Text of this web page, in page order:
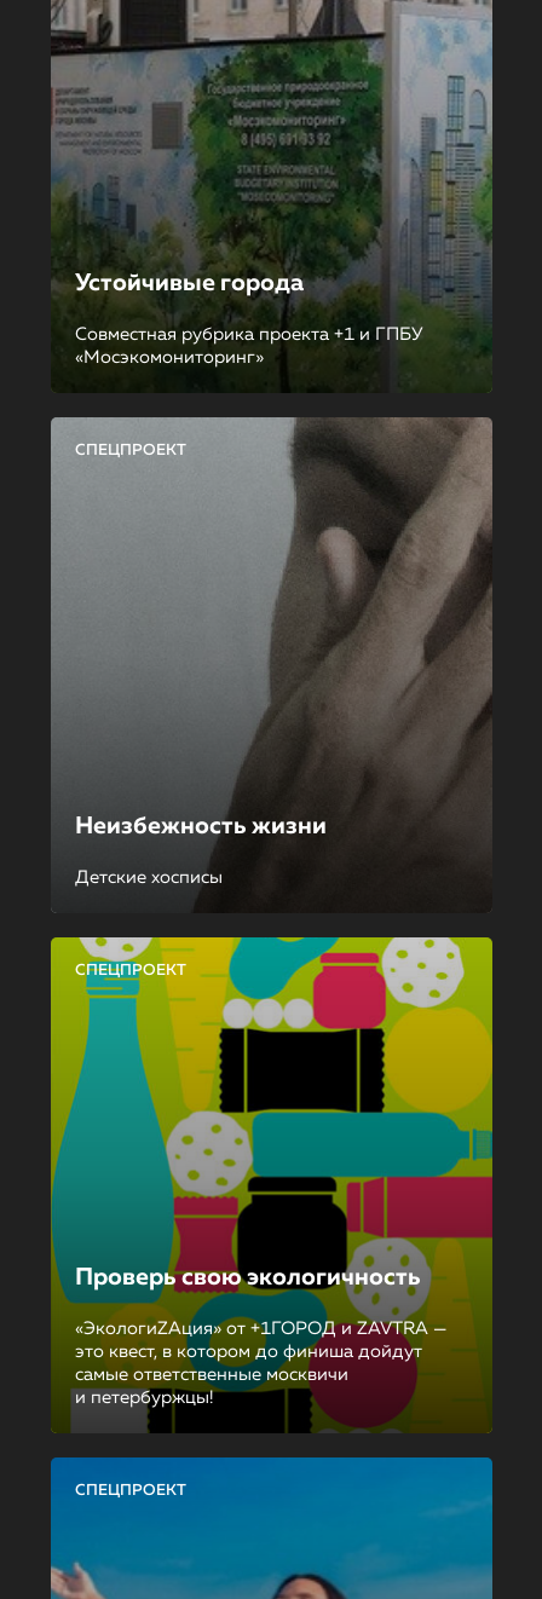
Устойчивые города
Совместная рубрика проекта +1 и ГПБУ
«Мосэкомониторинг»
СПЕЦПРОЕКТ
Неизбежность жизни
Детские хосписы
СПЕЦПРОЕКТ
Проверь свою экологичность
«ЭкологиZAция» от +1ГОРОД и ZAVTRA —
это квест, в котором до финиша дойдут
самые ответственные москвичи
и петербуржцы!
СПЕЦПРОЕКТ